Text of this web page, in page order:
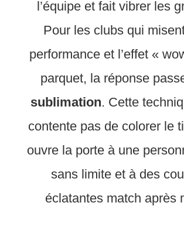
l’équipe et fait vibrer les
Pour les clubs qui
performance et l’effet «
parquet, la réponse
sublimation. Cette
contente pas de colorer le
ouvre la porte à une
sans limite et à des
éclatantes match après